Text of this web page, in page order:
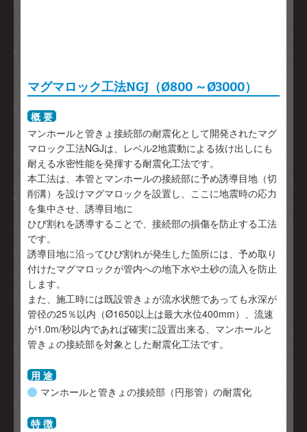
マグマロック工法NGJ（Ø800 ～Ø3000）
概 要
マンホールと管きょ接続部の耐震化として開発されたマグ
マロック工法NGJは、レベル2地震動による抜け出しにも
耐える水密性能を発揮する耐震化工法です。
本工法は、本管とマンホールの接続部に予め誘導目地（切
削溝）を設けマグマロックを設置し、ここに地震時の応力
を集中させ、誘導目地に
ひび割れを誘導することで、接続部の損傷を防止する工法
です。
誘導目地に沿ってひび割れが発生した箇所には、予め取り
付けたマグマロックが管内への地下水や土砂の流入を防止
します。
また、施工時には既設管きょが流水状態であっても水深が
管径の25％以内（Ø1650以上は最大水位400mm）、流速
が1.0m/秒以内であれば確実に設置出来る、マンホールと
管きょの接続部を対象とした耐震化工法です。
用 途
マンホールと管きょの接続部（円形管）の耐震化
特 徴